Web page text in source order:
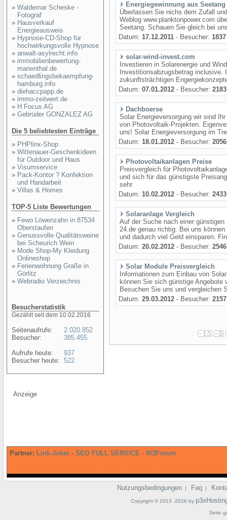
» Waldemar Scheske -
Fotograf
» Hausverkauf
Energieausweis
» Hypnose-CD-Shop für
hochwirkungsvolle Hypnose
» anwalt-asylrecht.info
» immobilienbewertung-
marienthal.de
» schaedlingsbekaempfung-
hamburg.info
» diehaccpapp.de
» immo-zeitwert.de
» H Focus AG
» Gebrüder GONZALEZ AG
Die 5 beliebtesten Einträge
» PHPlinx-Shop
» Wittenauer-Geschenkideen
für Outdoor und Haus
» Visumservice
» Pack-Kontor ? Konfektion
und Handarbeit
» Villas & Homes
TOP-5 Liste Bewertungen
» Fewo Löwenzahn in 87534
Oberstaufen
» Genussvolle Qualitätsweine
bei Scheurich Wein
» Mode Shop-My Kleidung
Onlineshop
» Ferienwohnung Graße in
Görlitz
» Webradio Verzeichnis
Besucherstatistik
Gezählt seit dem 10.02.2016
Seitenaufrufe:
Besucher:
Aufrufe heute:
Besucher heute:
2.020.852
385.455
937
522
Energiegewinnung aus Seetang
Überlassen Sie nichs dem Zufall
Weblog www.planktonpower.com
Seetang. Schauen Sie gleich bei
Datum: 17.12.2011 - Besucher: 1837
solar-wind-invest.com
Investieren in Solarenergie und
Investitionsabzugsbetrag
zukunftsträchtigen
Datum: 07.01.2012 - Besucher: 2183
Dachboerse
Solar Energieversorgung wir sind
von Photovoltaik-Projekten.
uns! Solar Energieversorgung im
Datum: 18.01.2012 - Besucher: 2056
Photovoltaikanlagen Preise
Preisvergleich für
und sich für das günstigste
sehr.
Datum: 10.02.2012 - Besucher: 2433
Solaranlage Vergleich
Auf der Suche nach einer
24.de genau richtig. Bei uns
und dadurch viel Geld einsparen.
Datum: 20.02.2012 - Besucher: 2546
Solar Module Preisvergleich
Informationen zum Einbau von
können Sie sich günstige Angebote
Besuchen Sie uns und vergleichen
Datum: 29.03.2012 - Besucher: 2157
Anzeige
Partner: Link-Joker - SEO FULL SERVICE - W3Forum
Nutzungsbedingungen | Faq |
Copyright © 2013 -2026 by
Seite